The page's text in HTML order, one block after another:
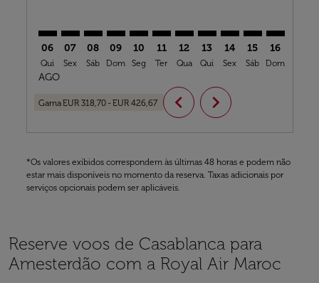
06
Qui
AGO
07
Sex
08
Sáb
09
Dom
10
Seg
11
Ter
12
Qua
13
Qui
14
Sex
15
Sáb
16
Dom
GamaEUR 318,70 -EUR 426,67 chevron_left chevron_right
*Os valores exibidos correspondem às últimas 48 horas e podem não
estar mais disponíveis no momento da reserva. Taxas adicionais por
serviços opcionais podem ser aplicáveis.
Reserve voos de Casablanca para
Amesterdão com a Royal Air Maroc